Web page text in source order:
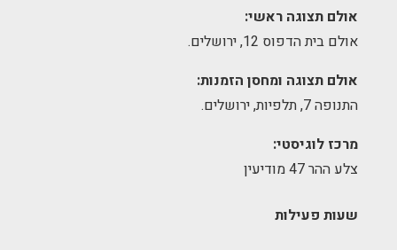
אולם תצוגה ראשי:
אולם בית הדפוס 12, ירושלים.
אולם תצוגה ומחסן הזמנות:
התנופה 7, תלפיות, ירושלים.
מרכז לוגיסטי:
צלע ההר 47 מודיעין
שעות פעילות